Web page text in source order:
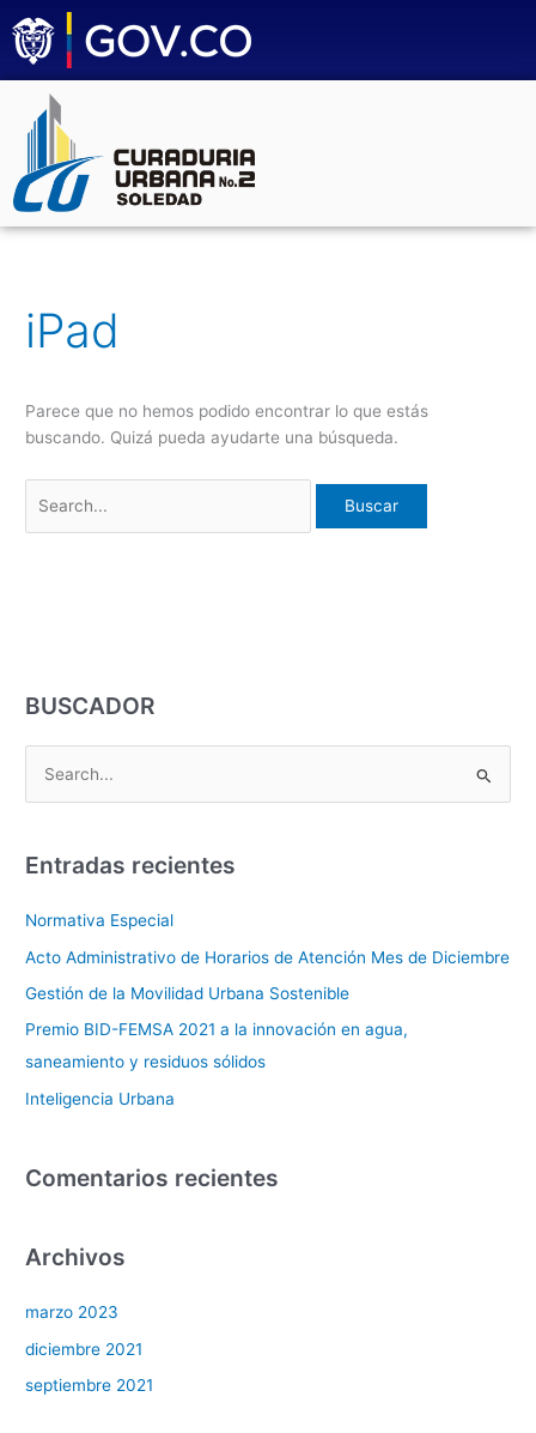
contenido
iPad
Parece que no hemos podido encontrar lo que estás
buscando. Quizá pueda ayudarte una búsqueda.
Buscar
por:
BUSCADOR
c
o
r
:
Entradas recientes
Normativa Especial
Acto Administrativo de Horarios de Atención Mes de Diciembre
Gestión de la Movilidad Urbana Sostenible
Premio BID-FEMSA 2021 a la innovación en agua,
saneamiento y residuos sólidos
Inteligencia Urbana
Comentarios recientes
Archivos
marzo 2023
diciembre 2021
septiembre 2021